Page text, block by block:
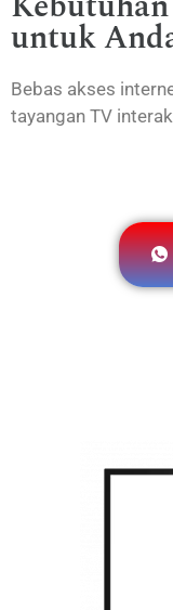
untuk
Bebas akses
tayangan TV